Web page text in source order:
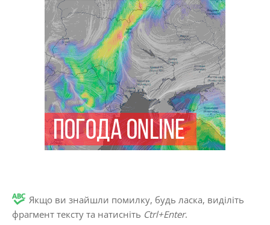
Якщо ви знайшли помилку, будь ласка, виділіть
фрагмент тексту та натисніть Ctrl+Enter.